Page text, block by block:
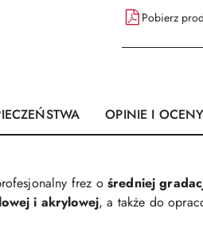
Pobierz
OPINIE I
frez o średniej
i akrylowej, a także do